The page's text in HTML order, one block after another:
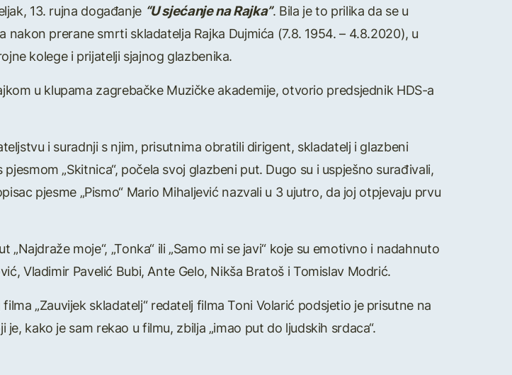
13. rujna događanje “U sjećanje na Rajka”. Bila je to prilika da se u
prerane smrti skladatelja Rajka Dujmića (7.8. 1954. – 4.8.2020), u
kolege i prijatelji sjajnog glazbenika.
u klupama zagrebačke Muzičke akademije, otvorio predsjednik HDS-a
i suradnji s njim, prisutnima obratili dirigent, skladatelj i glazbeni
„Skitnica“, počela svoj glazbeni put. Dugo su i uspješno surađivali,
pjesme „Pismo“ Mario Mihaljević nazvali u 3 ujutro, da joj otpjevaju prvu
moje“, „Tonka“ ili „Samo mi se javi“ koje su emotivno i nadahnuto
Vladimir Pavelić Bubi, Ante Gelo, Nikša Bratoš i Tomislav Modrić.
„Zauvijek skladatelj“ redatelj filma Toni Volarić podsjetio je prisutne na
kako je sam rekao u filmu, zbilja „imao put do ljudskih srdaca“.